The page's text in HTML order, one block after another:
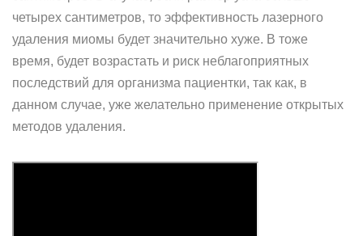
четырех сантиметров, то эффективность лазерного
удаления миомы будет значительно хуже. В тоже
время, будет возрастать и риск неблагоприятных
последствий для организма пациентки, так как, в
данном случае, уже желательно применение открытых
методов удаления.